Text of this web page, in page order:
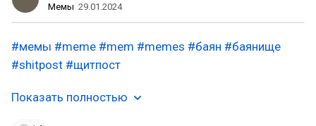
Мемы 29.01.2024
#мемы #meme #mem #memes #баян #баянище
#shitpost #щитпост
Показать полностью